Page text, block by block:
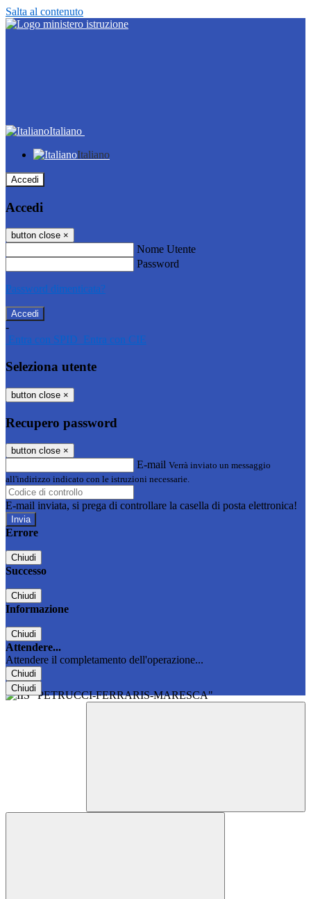
Salta al contenuto
Italiano
Italiano
Accedi
Accedi
button close ×
Nome Utente
Password
Password dimenticata?
-
Entra con SPID Entra con CIE
Seleziona utente
button close ×
Recupero password
button close ×
E-mail Verrà inviato un messaggio
all'indirizzo indicato con le istruzioni necessarie.
E-mail inviata, si prega di controllare la casella di posta elettronica!
Errore
Chiudi
Successo
Chiudi
Informazione
Chiudi
Attendere...
Attendere il completamento dell'operazione...
Chiudi
Chiudi